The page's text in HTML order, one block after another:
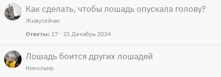
Как сделать, чтобы лошадь опускала голову?
Живусейчас
Ответы 17 21 Декабрь 2024
Лошадь боится других лошадей
Никольмр